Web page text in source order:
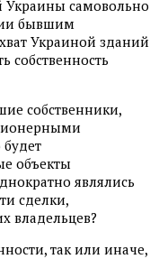
Украины самовольно
бывшим
Украиной зданий
собственность
собственники,
объекты
являлись
сделки,
владельцев?
так или иначе,